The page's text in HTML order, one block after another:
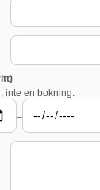
inte en bokning.
–